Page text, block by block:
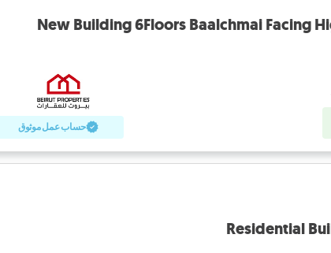
New Building 6Floors Baalchmai Facing
حساب عمل موثوق
Residential